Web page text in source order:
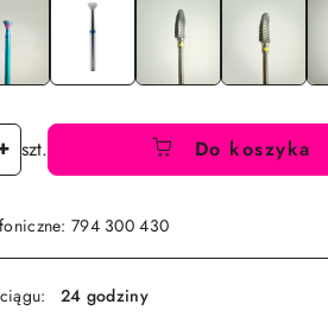
szt. Do koszyka
794 300 430
24 godziny